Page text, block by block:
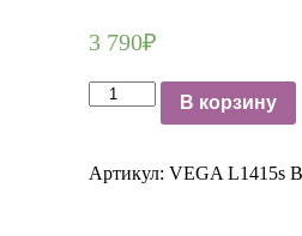
3 790₽
Количество
Светодиодный
VEGA
В корзину
Артикул: VEGA L1415s